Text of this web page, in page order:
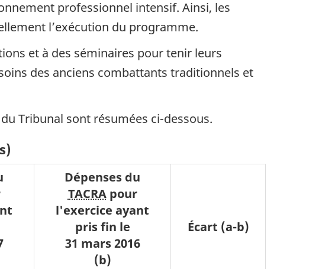
professionnel intensif. Ainsi, les
l’exécution du programme.
et à des séminaires pour tenir leurs
des anciens combattants traditionnels et
Tribunal sont résumées ci-dessous.
Dépenses du
TACRApour
l'exercice ayant
pris fin le
31 mars 2016
(b)
Écart (a-b)